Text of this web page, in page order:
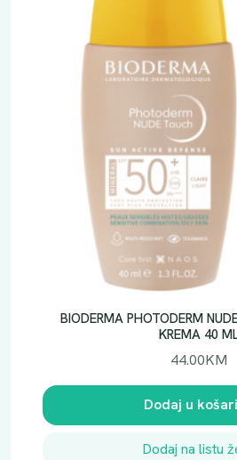
BIODERMA PHOTODERM
KREMA 40
44.00KM
Dodaj u
Dodaj na listu